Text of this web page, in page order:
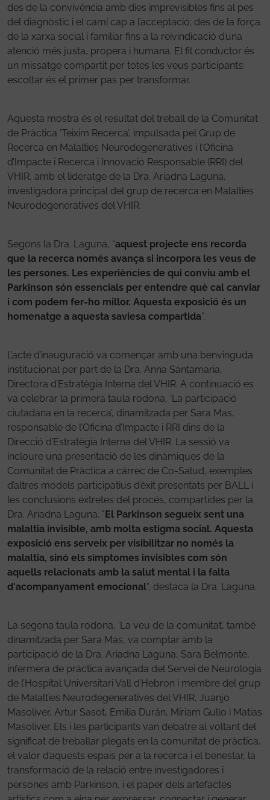
des de la convivència amb dies imprevisibles fins al pes
del diagnòstic i el camí cap a l’acceptació; des de la força
de la xarxa social i familiar fins a la reivindicació d’una
atenció més justa, propera i humana. El fil conductor és
un missatge compartit per totes les veus participants:
escoltar és el primer pas per transformar.
Aquesta mostra és el resultat del treball de la Comunitat
de Pràctica ‘Teixim Recerca’, impulsada pel Grup de
Recerca en Malalties Neurodegeneratives i l’Oficina
d’Impacte i Recerca i Innovació Responsable (RRI) del
VHIR, amb el lideratge de la Dra. Ariadna Laguna,
investigadora principal del grup de recerca en Malalties
Neurodegeneratives del VHIR.
Segons la Dra. Laguna, “aquest projecte ens recorda
que la recerca només avança si incorpora les veus de
les persones. Les experiències de qui conviu amb el
Parkinson són essencials per entendre què cal canviar
i com podem fer-ho millor. Aquesta exposició és un
homenatge a aquesta saviesa compartida”.
L’acte d’inauguració va començar amb una benvinguda
institucional per part de la Dra. Anna Santamaria,
Directora d’Estratègia Interna del VHIR. A continuació es
va celebrar la primera taula rodona, ‘La participació
ciutadana en la recerca’, dinamitzada per Sara Mas,
responsable de l’Oficina d’Impacte i RRI dins de la
Direcció d’Estratègia Interna del VHIR. La sessió va
incloure una presentació de les dinàmiques de la
Comunitat de Pràctica a càrrec de Co-Salud, exemples
d’altres models participatius d’èxit presentats per BALL i
les conclusions extretes del procés, compartides per la
Dra. Ariadna Laguna. "El Parkinson segueix sent una
malaltia invisible, amb molta estigma social. Aquesta
exposició ens serveix per visibilitzar no només la
malaltia, sinó els símptomes invisibles com són
aquells relacionats amb la salut mental i la falta
d'acompanyament emocional", destaca la Dra. Laguna.
La segona taula rodona, ‘La veu de la comunitat’, també
dinamitzada per Sara Mas, va comptar amb la
participació de la Dra. Ariadna Laguna, Sara Belmonte,
infermera de pràctica avançada del Servei de Neurologia
de l’Hospital Universitari Vall d’Hebron i membre del grup
de Malalties Neurodegeneratives del VHIR, Juanjo
Masoliver, Artur Sasot, Emilia Durán, Miriam Gullo i Matias
Masoliver. Els i les participants van debatre al voltant del
significat de treballar plegats en la comunitat de pràctica,
el valor d’aquests espais per a la recerca i el benestar, la
transformació de la relació entre investigadores i
persones amb Parkinson, i el paper dels artefactes